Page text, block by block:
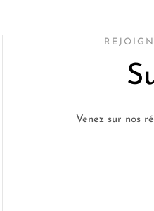
Venez sur nos